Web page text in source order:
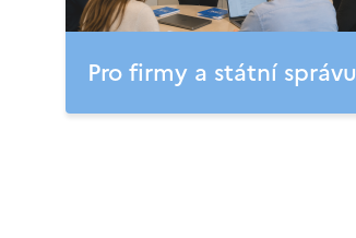
Pro firmy a státní správu